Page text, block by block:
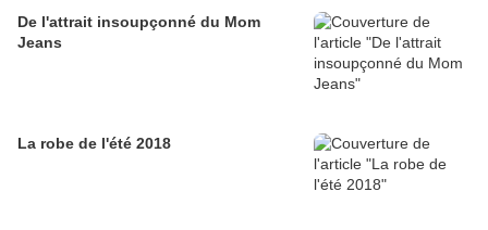
De l'attrait insoupçonné du Mom
Jeans
La robe de l'été 2018